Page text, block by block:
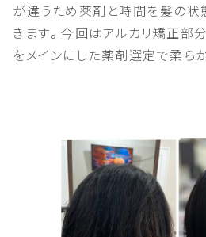
が違うため薬剤と時間を髪の
きます。今回はアルカリ矯正部
をメインにした薬剤選定で柔ら